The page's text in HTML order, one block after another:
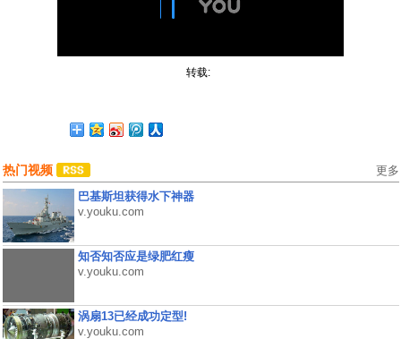
转载:
热门视频 更多
巴基斯坦获得水下神器
v.youku.com
知否知否应是绿肥红瘦
v.youku.com
涡扇13已经成功定型!
v.youku.com